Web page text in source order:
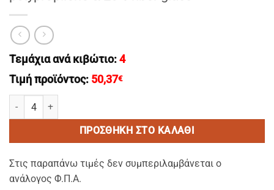
Τεμάχια ανά κιβώτιο: 4
Τιμή προϊόντος: 50,37€
LOFT Olive Green - Πολυθρόνα από polypropilene & 20% fiber glass
ΠΡΟΣΘΉΚΗ ΣΤΟ ΚΑΛΆΘΙ
Στις παραπάνω τιμές δεν συμπεριλαμβάνεται ο
ανάλογος Φ.Π.Α.